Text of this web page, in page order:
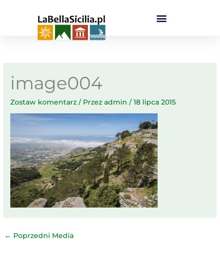
image004
Zostaw komentarz / Przezadmin/18 lipca 2015
← Poprzedni Media